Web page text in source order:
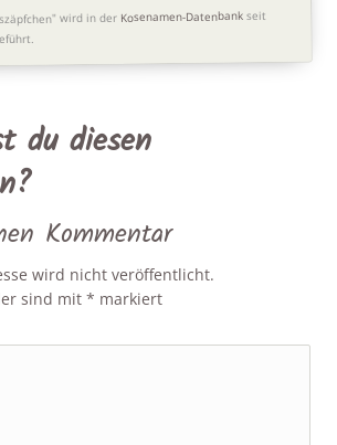
wird in der Kosenamen-Datenbank seit
du diesen
Kommentar
wird nicht veröffentlicht.
sind mit* markiert